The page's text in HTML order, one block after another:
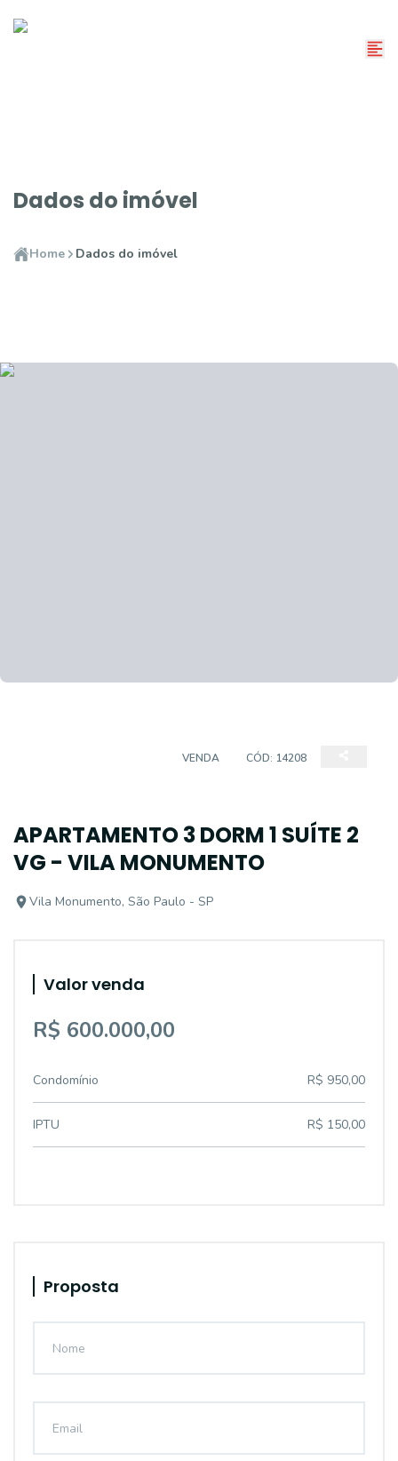
Dados do imóvel
Home Dados do imóvel
VENDA CÓD: 14208
APARTAMENTO 3 DORM 1 SUÍTE 2
VG - VILA MONUMENTO
Vila Monumento, São Paulo - SP
Valor venda
R$ 600.000,00
Condomínio R$ 950,00
IPTU R$ 150,00
Proposta